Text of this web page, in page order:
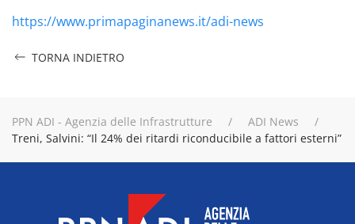
https://www.primapaginanews.it/adi-news
TORNA INDIETRO
PPN ADI - Agenzia delle Infrastrutture
ADI News
Treni, Salvini: “Il 24% dei ritardi riconducibile a fattori esterni”